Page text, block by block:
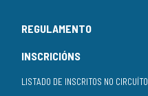
REGULAMENTO
INSCRICIÓNS
LISTADO DE INSCRITOS NO CIRCUÍTO